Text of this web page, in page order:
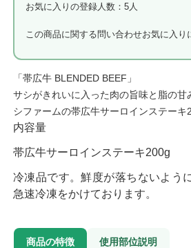
お気に入りの登録人数：5人
この商品に関する問い合わせお気に入り
「帯広牛 BLENDED BEEF」
サシがきれいに入った肉の旨味と脂の甘
シファームの帯広牛サーロインステーキ
内容量
帯広牛サーロインステーキ200g
冷凍品です。鮮度が落ちないよう
急速冷凍をかけております。
商品の特徴 使用部位説明